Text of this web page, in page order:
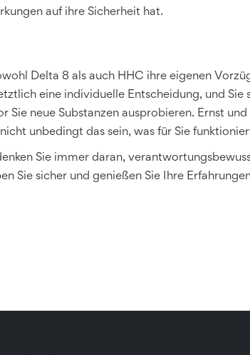
auf ihre Sicherheit hat.
Delta 8 als auch HHC ihre eigenen
eine individuelle Entscheidung, und Sie
neue Substanzen ausprobieren. Ernst und
unbedingt das sein, was für Sie
Sie immer daran,
Sie sicher und genießen Sie Ihre